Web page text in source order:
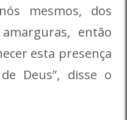
mesmos, dos
então
esta presença
Deus”, disse o